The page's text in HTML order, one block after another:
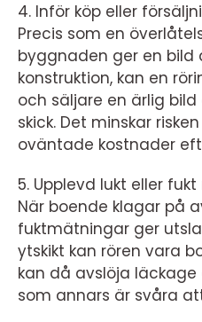
4. Inför köp eller
Precis som en
byggnaden ger en bild
konstruktion, kan en
och säljare en ärlig
skick. Det minskar
oväntade kostnader
5. Upplevd lukt eller
När boende klagar på
fuktmätningar ger
ytskikt kan rören vara
kan då avslöja läckage
som annars är svåra